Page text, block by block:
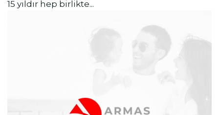
15 yıldır hep birlikte...